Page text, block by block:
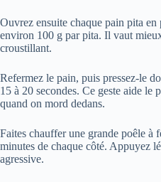
Ouvrez ensuite chaque pain pita
environ 100 g par pita. Il vaut
croustillant.
Refermez le pain, puis pressez-le
15 à 20 secondes. Ce geste aide le
quand on mord dedans.
Faites chauffer une grande poêle à
minutes de chaque côté. Appuyez
agressive.